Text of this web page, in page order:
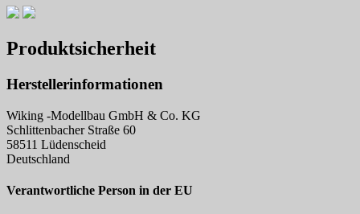
Produktsicherheit
Herstellerinformationen
Wiking -Modellbau GmbH & Co. KG
Schlittenbacher Straße 60
58511 Lüdenscheid
Deutschland
Verantwortliche Person in der EU